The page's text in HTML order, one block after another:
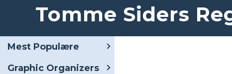
Tomme Siders
Mest Populære
Graphic Organizers